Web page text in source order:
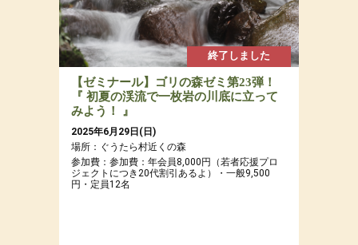
終了しました
【ゼミナール】ゴリの森ゼミ第23弾！
『 初夏の渓流で一枚岩の川底に立って
みよう！ 』
2025年6月29日(日)
場所：ぐうたら村近くの森
参加費：参加費：年会員8,000円（若者応援プロ
ジェクトにつき20代割引あるよ）・一般9,500
円・定員12名